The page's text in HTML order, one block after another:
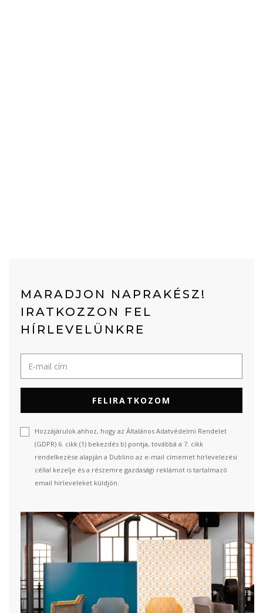
MARADJON NAPRAKÉSZ!
IRATKOZZON FEL
HÍRLEVELÜNKRE
FELIRATKOZOM
Hozzájárulok ahhoz, hogy az Általános Adatvédelmi Rendelet
(GDPR) 6. cikk (1) bekezdés b) pontja, továbbá a 7. cikk
rendelkezése alapján a Dublino az e-mail címemet hírlevelezési
céllal kezelje és a részemre gazdasági reklámot is tartalmazó
email hírleveleket küldjön.